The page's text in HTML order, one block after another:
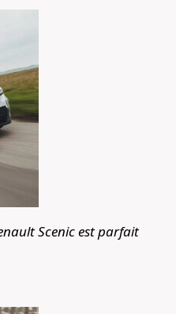
Scenic est parfait